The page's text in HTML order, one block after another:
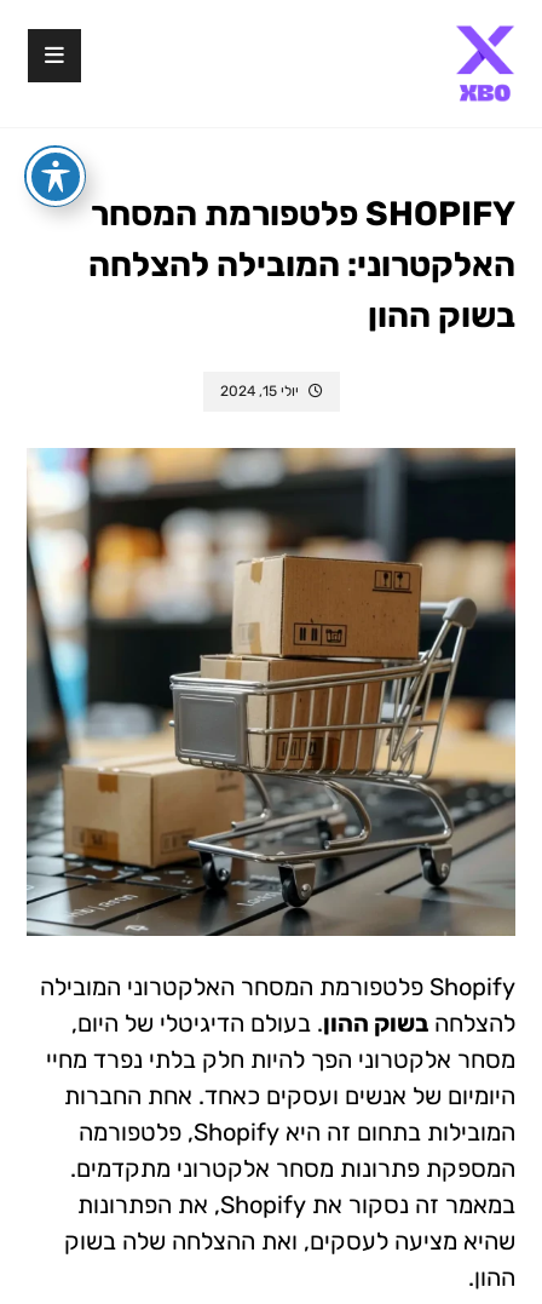
SHOPIFY פלטפורמת המסחר
האלקטרוני: המובילה להצלחה
בשוק ההון
יולי 15, 2024
Shopify פלטפורמת המסחר האלקטרוני המובילה
להצלחהבשוק ההון. בעולם הדיגיטלי של היום,
מסחר אלקטרוני הפך להיות חלק בלתי נפרד מחיי
היומיום של אנשים ועסקים כאחד. אחת החברות
המובילות בתחום זה היא Shopify, פלטפורמה
המספקת פתרונות מסחר אלקטרוני מתקדמים.
במאמר זה נסקור את Shopify, את הפתרונות
שהיא מציעה לעסקים, ואת ההצלחה שלה בשוק
ההון.